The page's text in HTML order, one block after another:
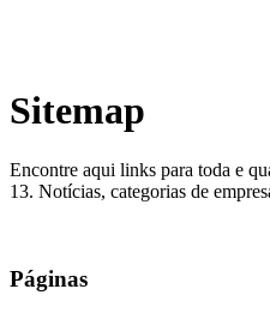
Sitemap
Encontre aqui links para toda e
13. Notícias, categorias de
Páginas